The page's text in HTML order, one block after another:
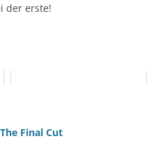
der erste!
Final Cut